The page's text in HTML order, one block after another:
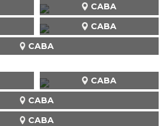
CABA
CABA
CABA
CABA
CABA
CABA